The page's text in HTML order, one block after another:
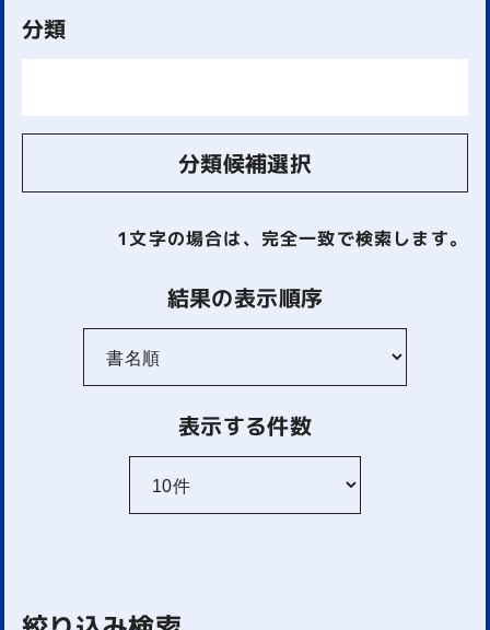
分類
分類候補選択
1文字の場合は、完全一致で検索します。
結果の表示順序
表示する件数